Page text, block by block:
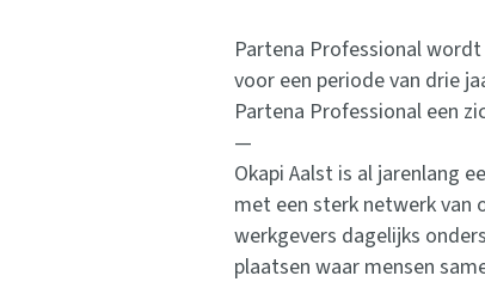
Partena Professional
voor een periode van drie
Partena Professional een
—
Okapi Aalst is al jarenlang
met een sterk netwerk van
werkgevers dagelijks
plaatsen waar mensen